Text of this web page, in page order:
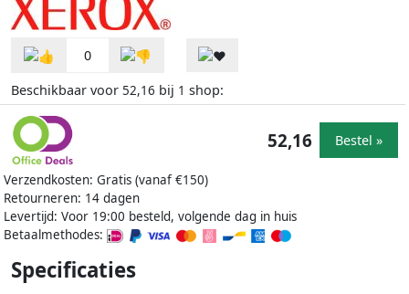
0
Beschikbaar voor 52,16 bij 1 shop:
Verzendkosten: Gratis (vanaf €150)
Retourneren: 14 dagen
Levertijd: Voor 19:00 besteld, volgende dag in huis
Betaalmethodes:
52,16 Bestel »
Specificaties